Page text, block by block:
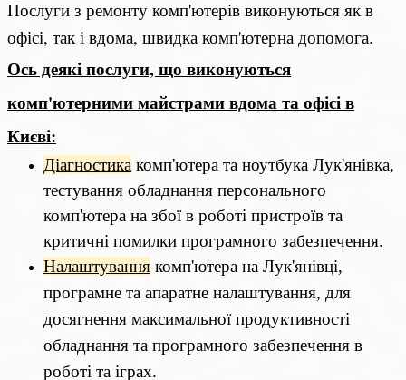
Послуги з ремонту комп'ютерів виконуються як в
офісі, так і вдома, швидка комп'ютерна допомога.
Ось деякі послуги, що виконуються
комп'ютерними майстрами вдома та офісі в
Києві:
Діагностика комп'ютера та ноутбука Лук'янівка,
тестування обладнання персонального
комп'ютера на збої в роботі пристроїв та
критичні помилки програмного забезпечення.
Налаштування комп'ютера на Лук'янівці,
програмне та апаратне налаштування, для
досягнення максимальної продуктивності
обладнання та програмного забезпечення в
роботі та іграх.